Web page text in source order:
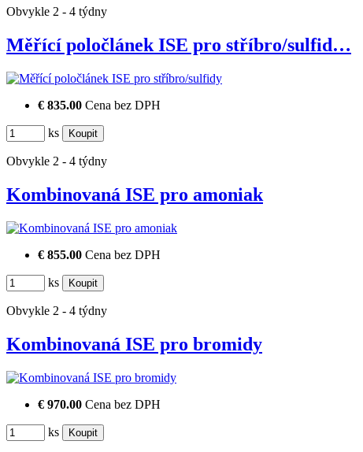
Obvykle 2 - 4 týdny
Měřící poločlánek ISE pro stříbro/sulfid…
€ 835.00 Cena bez DPH
ks
Obvykle 2 - 4 týdny
Kombinovaná ISE pro amoniak
€ 855.00 Cena bez DPH
ks
Obvykle 2 - 4 týdny
Kombinovaná ISE pro bromidy
€ 970.00 Cena bez DPH
ks